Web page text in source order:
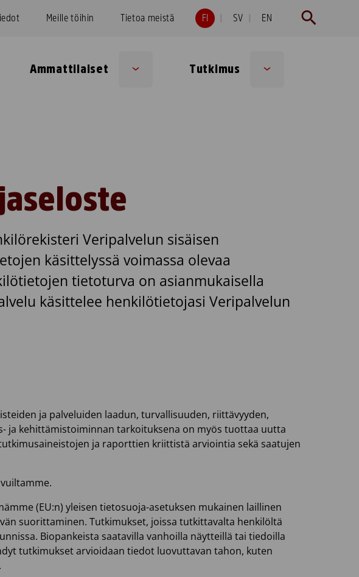
Meille töihin Tietoa meistä FI SV EN
Ammattilaiset Tutkimus
Veripalvelun sisäisen
käsittelyssä voimassa olevaa
tietoturva on asianmukaisella
käsittelee henkilötietojasi Veripalvelun
ja palveluiden laadun, turvallisuuden, riittävyyden,
ja kehittämistoiminnan tarkoituksena on myös tuottaa uutta
ja raporttien kriittistä arviointia sekä saatujen
(EU:n) yleisen tietosuoja-asetuksen mukainen laillinen
suorittaminen. Tutkimukset, joissa tutkittavalta henkilöltä
Biopankeista saatavilla vanhoilla näytteillä tai tiedoilla
tutkimukset arvioidaan tiedot luovuttavan tahon, kuten